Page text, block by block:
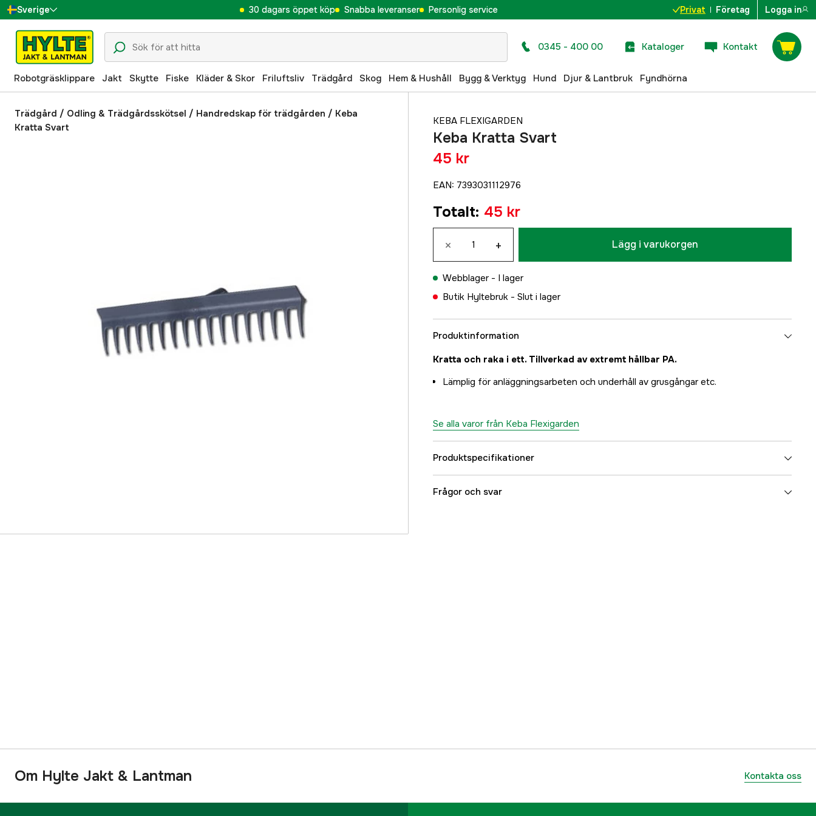
Sverige
Danmark
Suomi
Norge
Deutschland
30 dagars öppet köp Snabba leveranser Personlig service Privat Företag Logga in
0345 - 400 00 Kataloger Kontakt
Robotgräsklippare Jakt Skytte Fiske Kläder & Skor Friluftsliv Trädgård Skog Hem & Hushåll Bygg & Verktyg Hund Djur & Lantbruk Fyndhörna
Trädgård / Odling & Trädgårdsskötsel / Handredskap för trädgården / Keba
Kratta Svart
KEBA FLEXIGARDEN
Keba Kratta Svart
45 kr
EAN: 7393031112976
Totalt: 45 kr
× + Lägg i varukorgen
Webblager - I lager
Butik Hyltebruk - Slut i lager
Produktinformation
Kratta och raka i ett. Tillverkad av extremt hållbar PA.
Lämplig för anläggningsarbeten och underhåll av grusgångar etc.
Se alla varor från Keba Flexigarden
Produktspecifikationer
Referensnummer
Frågor och svar
Om Hylte Jakt & Lantman Kontakta oss